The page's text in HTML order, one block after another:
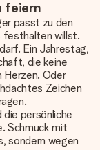
feiern
passt zu den
festhalten willst.
Ein Jahrestag,
die keine
Herzen. Oder
Zeichen
persönliche
Schmuck mit
sondern wegen